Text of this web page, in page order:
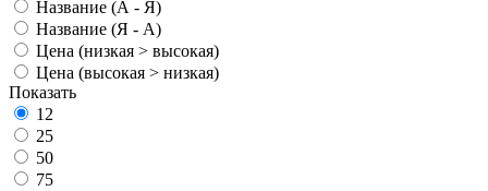
Название (А - Я)
Название (Я - А)
Цена (низкая > высокая)
Цена (высокая > низкая)
Показать
12
25
50
75